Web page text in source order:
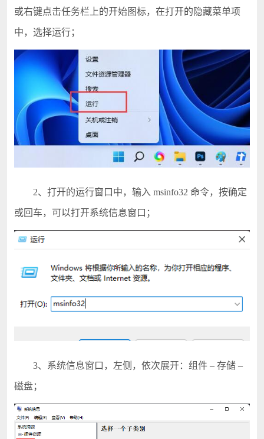
或右键点击任务栏上的开始图标，在打开的隐藏菜单项
中，选择运行；
2、打开的运行窗口中，输入 msinfo32 命令，按确定
或回车，可以打开系统信息窗口；
3、系统信息窗口，左侧，依次展开：组件 – 存储 –
磁盘；